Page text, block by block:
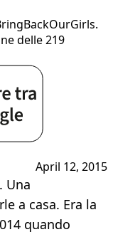
delle 219
April 12, 2015
Una
a casa. Era la
quando